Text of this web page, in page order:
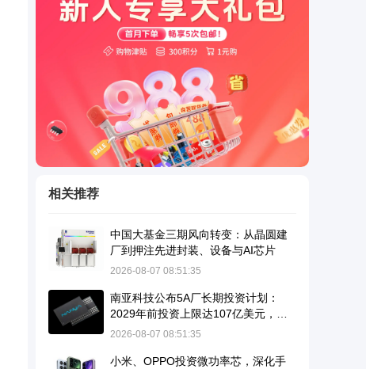
相关推荐
中国大基金三期风向转变：从晶圆建
厂到押注先进封装、设备与AI芯片
2026-08-07 08:51:35
南亚科技公布5A厂长期投资计划：
2029年前投资上限达107亿美元，瞄
准10纳米级DRAM并导入EUV
2026-08-07 08:51:35
小米、OPPO投资微功率芯，深化手